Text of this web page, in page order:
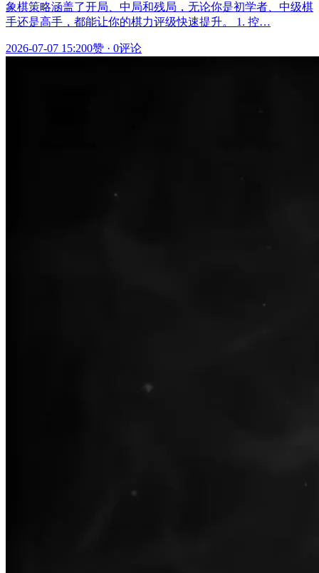
象棋策略涵盖了开局、中局和残局，无论你是初学者、中级棋
手还是高手，都能让你的棋力评级快速提升。 1. 控…
2026-07-07 15:200赞 · 0评论